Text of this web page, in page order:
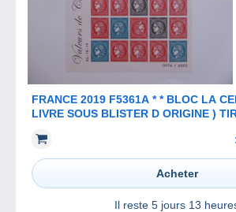
FRANCE 2019 F5361A * * BLOC LA CERES ( AVEC LE
LIVRE SOUS BLISTER D ORIGINE ) TIRAGE 6000
Acheter
Il reste 5 jours 13